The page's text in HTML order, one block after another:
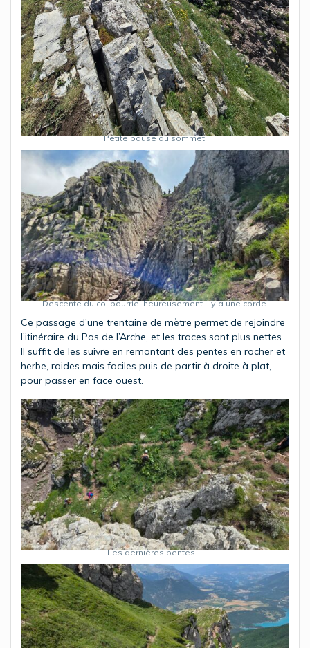
Petite pause au sommet.
Descente du col pourrie, heureusement il y a une corde.
Ce passage d’une trentaine de mètre permet de rejoindre
l’itinéraire du Pas de l’Arche, et les traces sont plus nettes.
Il suffit de les suivre en remontant des pentes en rocher et
herbe, raides mais faciles puis de partir à droite à plat,
pour passer en face ouest.
Les dernières pentes …